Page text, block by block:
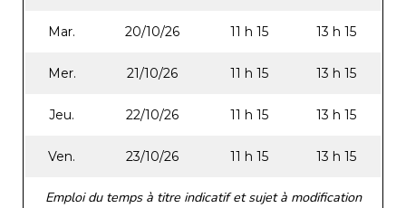
Mar. 20/10/26 11 h 15 13 h 15
Mer. 21/10/26 11 h 15 13 h 15
Jeu. 22/10/26 11 h 15 13 h 15
Ven. 23/10/26 11 h 15 13 h 15
Emploi du temps à titre indicatif et sujet à modification